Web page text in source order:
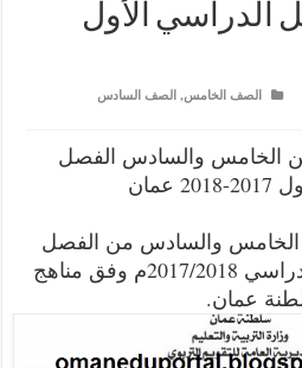
الأول
,الصف السادس
والسادس الفصل
والسادس من الفصل
الدراسي الأول للعام الدراسي 2017/2018م وفق مناهج